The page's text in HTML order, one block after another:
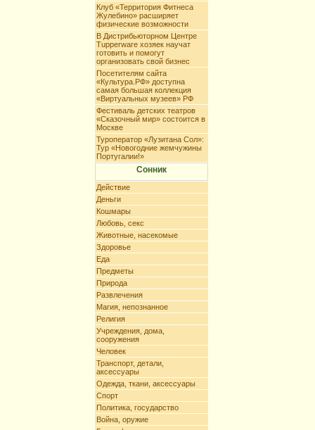
Клуб «Территория Фитнеса
Жулебино» расширяет
физические возможности
В Дистрибьюторном Центре
Tupperware хозяек научат
готовить и помогут
организовать свой бизнес
Посетителям сайта
«Культура.РФ» доступна
самая большая коллекция
«Виртуальных музеев» РФ
Фестиваль детских театров
«Сказочный мир» состоится в
Москве
Туроператор «Лузитана Сол»:
Тур «Новогодние жемчужины
Португалии!»
Сонник
Действие
Деньги
Кошмары
Любовь, секс
Животные, насекомые
Здоровье
Еда
Предметы
Природа
Развлечения
Магия, непознанное
Религия
Учреждения, дома,
сооружения
Человек
Транспорт, детали,
аксессуары
Одежда, ткани, аксессуары
Спорт
Политика, государство
Война, оружие